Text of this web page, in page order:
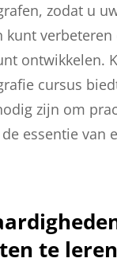
zodat u
kunt verbeteren
ontwikkelen.
cursus
zijn om
essentie van
te